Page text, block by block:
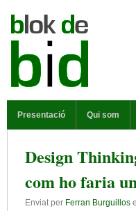
Presentació Qui som
Design
com ho faria
Enviat per Ferran Burguillos el